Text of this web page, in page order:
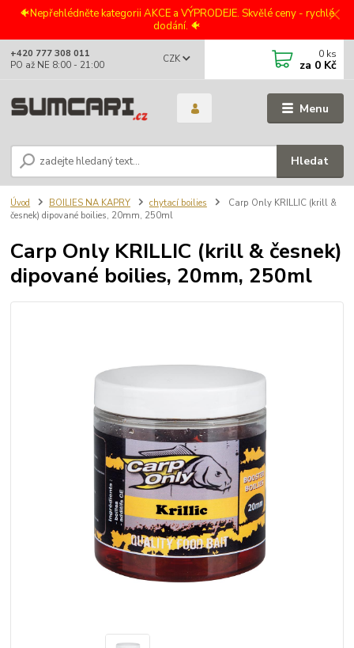
🐠Nepřehlédněte kategorii AKCE a VÝPRODEJE. Skvělé ceny - rychlé
dodání. 🐠
Menu
CZK
Hledat
+420 777 308 011
PO až NE 8:00 - 21:00
0 ks
za 0 Kč
Úvod BOILIES NA KAPRY chytací boilies
Carp Only KRILLIC (krill &
česnek) dipované boilies, 20mm, 250ml
Carp Only KRILLIC (krill & česnek)
dipované boilies, 20mm, 250ml